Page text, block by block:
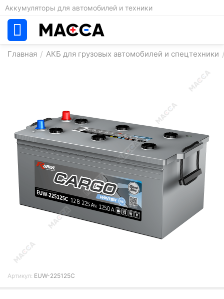
Аккумуляторы для автомобилей и техники
Главная / АКБ для грузовых автомобилей и спецтехники
Артикул: EUW-225125C